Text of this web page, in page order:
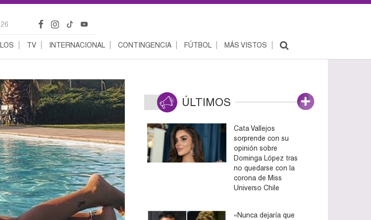
TV INTERNACIONAL CONTINGENCIA FÚTBOL MÁS VISTOS
ÚLTIMOS
Cata Vallejos
sorprende con su
opinión sobre
Dominga López tras
no quedarse con la
corona de Miss
Universo Chile
«Nunca dejaría que